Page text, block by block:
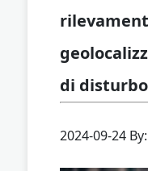
di disturbo
2024-09-24